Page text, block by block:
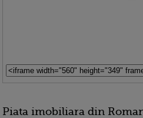
Piata imobiliara din